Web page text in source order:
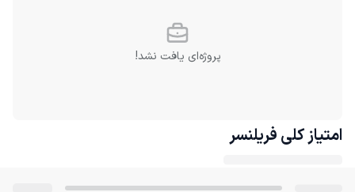
پروژه‌ای یافت نشد!
امتیاز کلی فریلنسر